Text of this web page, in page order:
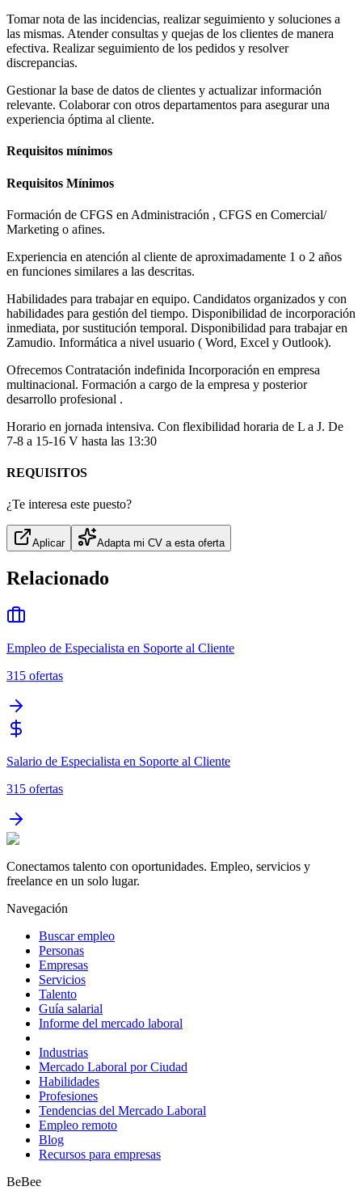
Tomar nota de las incidencias, realizar seguimiento y soluciones a
las mismas. Atender consultas y quejas de los clientes de manera
efectiva. Realizar seguimiento de los pedidos y resolver
discrepancias.
Gestionar la base de datos de clientes y actualizar información
relevante. Colaborar con otros departamentos para asegurar una
experiencia óptima al cliente.
Requisitos mínimos
Requisitos Mínimos
Formación de CFGS en Administración , CFGS en Comercial/
Marketing o afines.
Experiencia en atención al cliente de aproximadamente 1 o 2 años
en funciones similares a las descritas.
Habilidades para trabajar en equipo. Candidatos organizados y con
habilidades para gestión del tiempo. Disponibilidad de incorporación
inmediata, por sustitución temporal. Disponibilidad para trabajar en
Zamudio. Informática a nivel usuario ( Word, Excel y Outlook).
Ofrecemos Contratación indefinida Incorporación en empresa
multinacional. Formación a cargo de la empresa y posterior
desarrollo profesional .
Horario en jornada intensiva. Con flexibilidad horaria de L a J. De
7-8 a 15-16 V hasta las 13:30
REQUISITOS
¿Te interesa este puesto?
Aplicar Adapta mi CV a esta oferta
Relacionado
Empleo de Especialista en Soporte al Cliente
315 ofertas
Salario de Especialista en Soporte al Cliente
315 ofertas
Conectamos talento con oportunidades. Empleo, servicios y
freelance en un solo lugar.
Navegación
Buscar empleo
Personas
Empresas
Servicios
Talento
Guía salarial
Informe del mercado laboral
Industrias
Mercado Laboral por Ciudad
Habilidades
Profesiones
Tendencias del Mercado Laboral
Empleo remoto
Blog
Recursos para empresas
BeBee